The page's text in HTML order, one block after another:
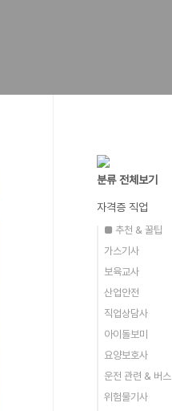
분류 전체보기
자격증 직업
■ 추천 & 꿀팁
가스기사
보육교사
산업안전
직업상담사
아이돌보미
요양보호사
운전 관련 & 버스
위험물기사